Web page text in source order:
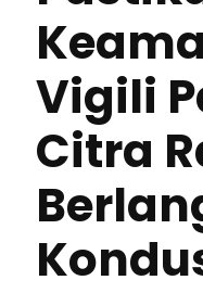
Vigili
Citra